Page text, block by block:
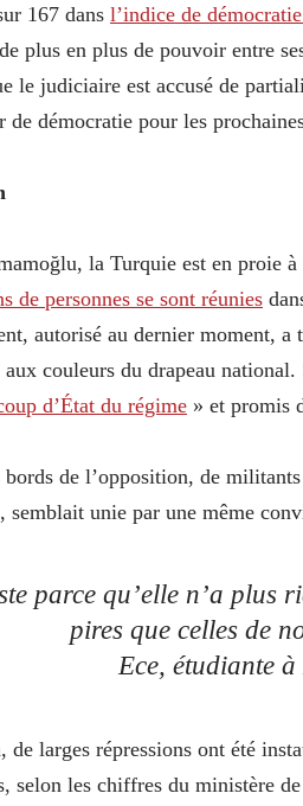
167 dans l’indice de
plus en plus de pouvoir entre
le judiciaire est accusé de
démocratie pour les
la Turquie est en proie
de personnes se sont réunies
autorisé au dernier moment,
couleurs du drapeau
d’État du régime » et promis
de l’opposition, de
unie par une même
parce qu’elle n’a plus
pires que celles de
Ece, étudiante
larges répressions ont été
selon les chiffres du ministère